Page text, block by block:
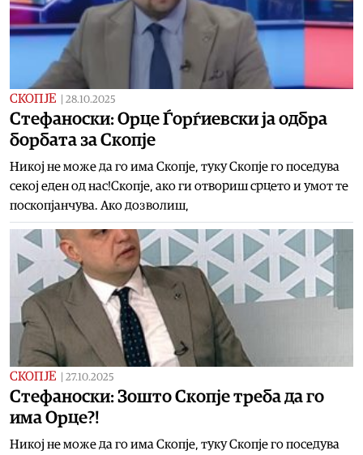
СКОПЈЕ 28.10.2025
Стефаноски: Орце Ѓорѓиевски ја одбра
борбата за Скопје
Никој не може да го има Скопје, туку Скопје го поседува
секој еден од нас!Скопје, ако ги отвориш срцето и умот те
поскопјанчува. Ако дозволиш,
СКОПЈЕ 27.10.2025
Стефаноски: Зошто Скопје треба да го
има Орце?!
Никој не може да го има Скопје, туку Скопје го поседува